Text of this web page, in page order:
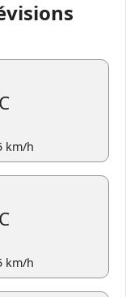
km/h
km/h